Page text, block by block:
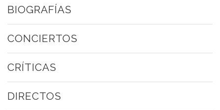
BIOGRAFÍAS
CONCIERTOS
CRÍTICAS
DIRECTOS